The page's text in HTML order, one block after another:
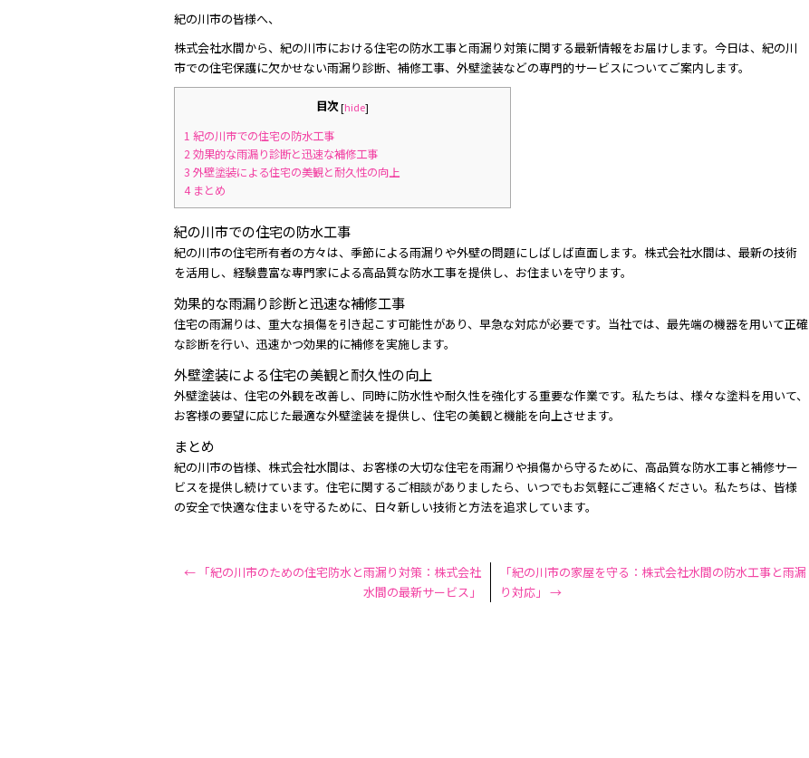
紀の川市の皆様へ、
株式会社水間から、紀の川市における住宅の防水工事と雨漏り対策に関する最新情報をお届けします。今日は、紀の川
市での住宅保護に欠かせない雨漏り診断、補修工事、外壁塗装などの専門的サービスについてご案内します。
目次[hide]
1 紀の川市での住宅の防水工事
2効果的な雨漏り診断と迅速な補修工事
3 外壁塗装による住宅の美観と耐久性の向上
4まとめ
紀の川市での住宅の防水工事
紀の川市の住宅所有者の方々は、季節による雨漏りや外壁の問題にしばしば直面します。株式会社水間は、最新の技術
を活用し、経験豊富な専門家による高品質な防水工事を提供し、お住まいを守ります。
効果的な雨漏り診断と迅速な補修工事
住宅の雨漏りは、重大な損傷を引き起こす可能性があり、早急な対応が必要です。当社では、最先端の機器を用いて正確
な診断を行い、迅速かつ効果的に補修を実施します。
外壁塗装による住宅の美観と耐久性の向上
外壁塗装は、住宅の外観を改善し、同時に防水性や耐久性を強化する重要な作業です。私たちは、様々な塗料を用いて、
お客様の要望に応じた最適な外壁塗装を提供し、住宅の美観と機能を向上させます。
まとめ
紀の川市の皆様、株式会社水間は、お客様の大切な住宅を雨漏りや損傷から守るために、高品質な防水工事と補修サー
ビスを提供し続けています。住宅に関するご相談がありましたら、いつでもお気軽にご連絡ください。私たちは、皆様
の安全で快適な住まいを守るために、日々新しい技術と方法を追求しています。
← 「紀の川市のための住宅防水と雨漏り対策：株式会社
水間の最新サービス」
「紀の川市の家屋を守る：株式会社水間の防水工事と雨漏
り対応」 →